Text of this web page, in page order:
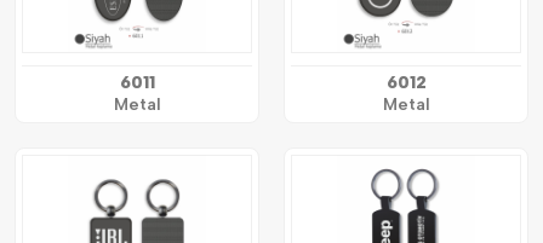
6011
Metal
6012
Metal